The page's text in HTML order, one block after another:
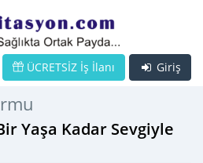
Giriş
ÜCRETSİZ İş İlanı
Yaşa Kadar Sevgiyle